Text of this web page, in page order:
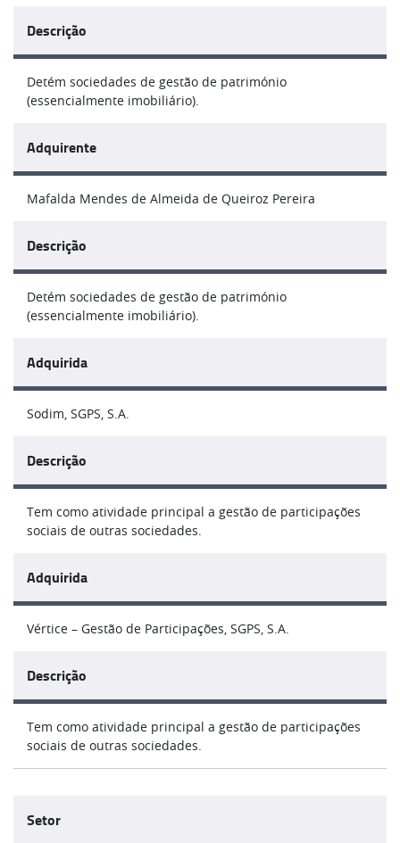
Descrição
Detém sociedades de gestão de património
(essencialmente imobiliário).
Adquirente
Mafalda Mendes de Almeida de Queiroz Pereira
Descrição
Detém sociedades de gestão de património
(essencialmente imobiliário).
Adquirida
Sodim, SGPS, S.A.
Descrição
Tem como atividade principal a gestão de participações
sociais de outras sociedades.
Adquirida
Vértice – Gestão de Participações, SGPS, S.A.
Descrição
Tem como atividade principal a gestão de participações
sociais de outras sociedades.
Setor